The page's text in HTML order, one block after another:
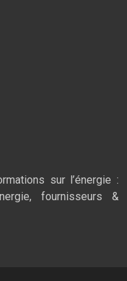
sur l’énergie :
fournisseurs &